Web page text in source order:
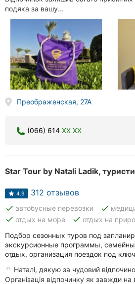
подяка за вашу...
Преображенская, 27А
(066) 614 XX XX
4.9 312 отзывов
done автобусные перевозки done
done отдых на море done отдых на
Подбор сезонных туров под
экскурсионные программы,
отдых, организация поездок под
Наталі, дякую за чудовий
Організація відпочинку як завжди на